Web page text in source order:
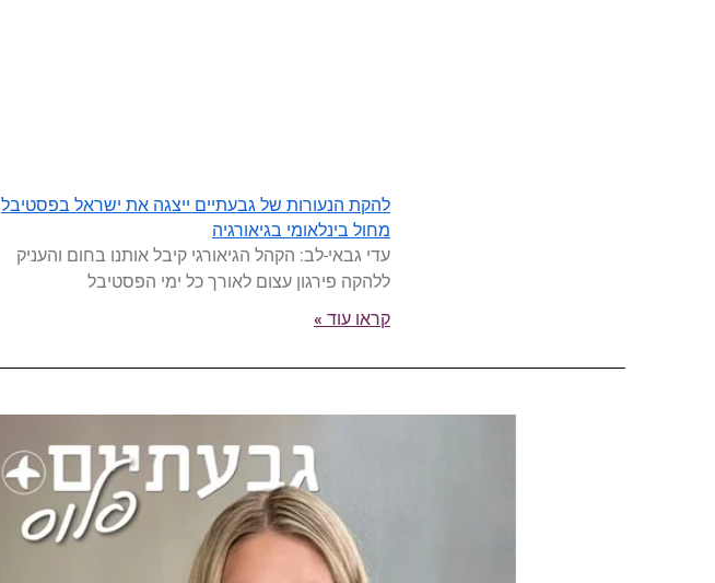
להקת הנעורות של גבעתיים ייצגה את ישראל בפסטיבל
מחול בינלאומי בגיאורגיה
עדי גבאי-לב: הקהל הגיאורגי קיבל אותנו בחום והעניק
ללהקה פירגון עצום לאורך כל ימי הפסטיבל
קראו עוד »